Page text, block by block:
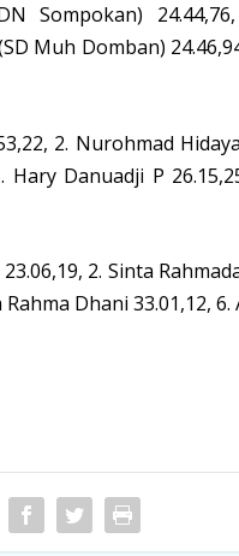
Sompokan)
Muh Domban)
2. Nurohmad
Hary Danuadji P
2. Sinta
Dhani 33.01,12,